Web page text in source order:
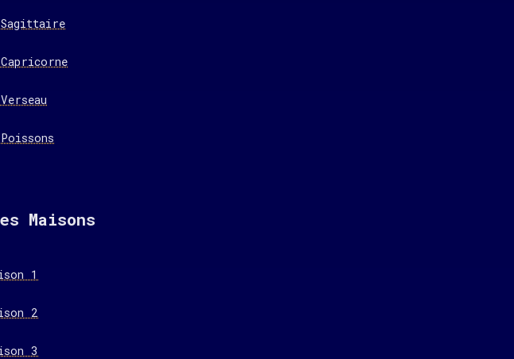
Sagittaire
Maisons
1
2
3